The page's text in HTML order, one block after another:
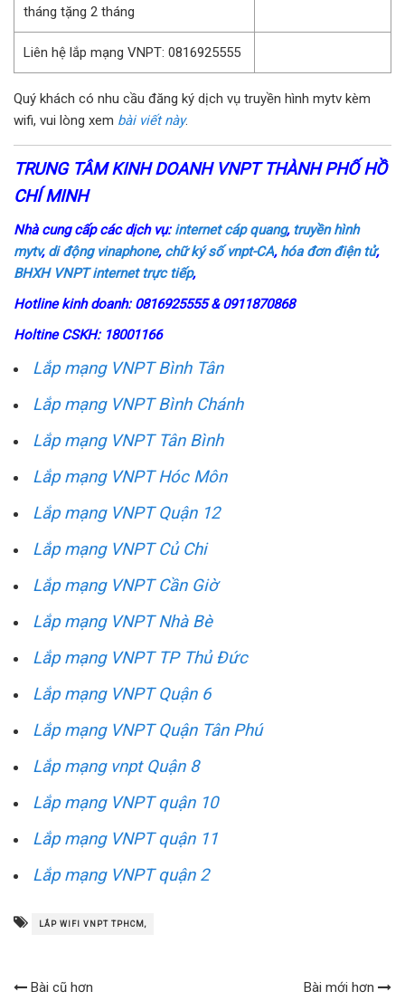
tháng tặng 2 tháng
Liên hệ lắp mạng VNPT: 0816925555
Quý khách có nhu cầu đăng ký dịch vụ truyền hình mytv kèm
wifi, vui lòng xem bài viết này.
TRUNG TÂM KINH DOANH VNPT THÀNH PHỐ HỒ
CHÍ MINH
Nhà cung cấp các dịch vụ: internet cáp quang, truyền hình
mytv, di động vinaphone, chữ ký số vnpt-CA, hóa đơn điện tử,
BHXH VNPT internet trực tiếp,
Hotline kinh doanh: 0816925555 & 0911870868
Holtine CSKH: 18001166
Lắp mạng VNPT Bình Tân
Lắp mạng VNPT Bình Chánh
Lắp mạng VNPT Tân Bình
Lắp mạng VNPT Hóc Môn
Lắp mạng VNPT Quận 12
Lắp mạng VNPT Củ Chi
Lắp mạng VNPT Cần Giờ
Lắp mạng VNPT Nhà Bè
Lắp mạng VNPT TP Thủ Đức
Lắp mạng VNPT Quận 6
Lắp mạng VNPT Quận Tân Phú
Lắp mạng vnpt Quận 8
Lắp mạng VNPT quận 10
Lắp mạng VNPT quận 11
Lắp mạng VNPT quận 2
LẮP WIFI VNPT TPHCM,
Bài cũ hơn Bài mới hơn